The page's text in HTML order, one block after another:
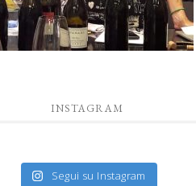
INSTAGRAM
Segui su Instagram